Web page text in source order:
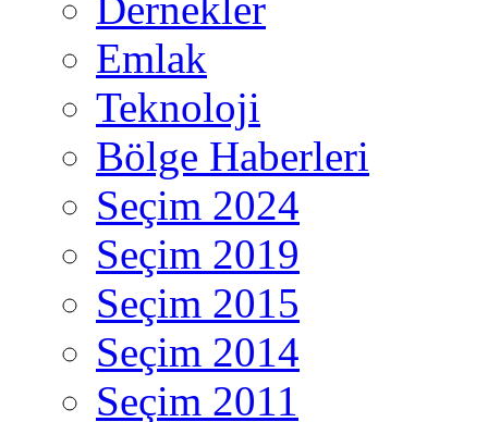
Emlak
Teknoloji
Bölge Haberleri
Seçim 2024
Seçim 2019
Seçim 2015
Seçim 2014
Seçim 2011